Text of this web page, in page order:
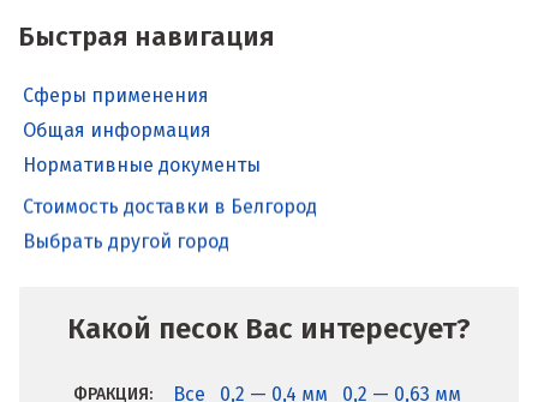
Быстрая навигация
Сферы применения
Общая информация
Нормативные документы
Стоимость доставки в Белгород
Выбрать другой город
Какой песок Вас интересует?
ФРАКЦИЯ: Все 0,2 — 0,4 мм 0,2 — 0,63 мм